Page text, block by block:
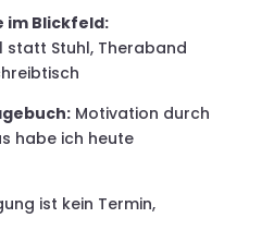
im Blickfeld:
statt Stuhl, Theraband
Motivation durch
habe ich heute
ist kein Termin,